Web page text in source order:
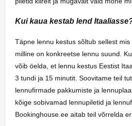
Kui kaua kestab lend
Täpne lennu kestus sõltub sellest
milline on konkreetse lennu suund.
võib öelda, et lennu kestus Eestist
3 tundi ja 15 minutit. Soovitame teil
lennufirmade pakkumiste ja
kõige sobivamad lennupiletid ja
Bookinghouse.ee aitab teil võrrelda